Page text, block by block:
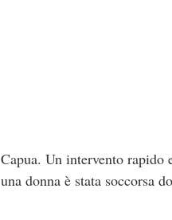
Capua. Un intervento rapido
una donna è stata soccorsa